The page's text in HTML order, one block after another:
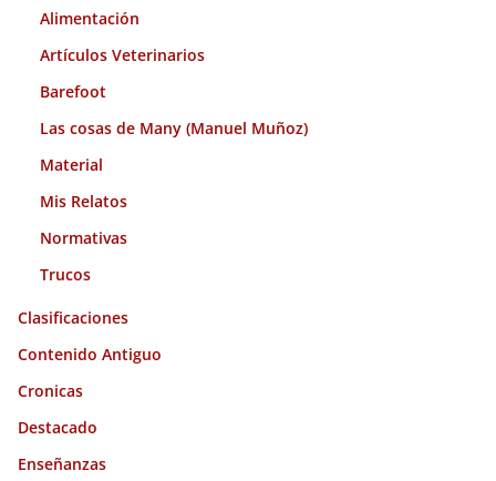
Alimentación
Artículos Veterinarios
Barefoot
Las cosas de Many (Manuel Muñoz)
Material
Mis Relatos
Normativas
Trucos
Clasificaciones
Contenido Antiguo
Cronicas
Destacado
Enseñanzas